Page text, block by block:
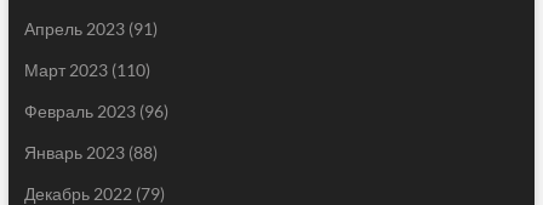
Апрель 2023(91)
Март 2023(110)
Февраль 2023(96)
Январь 2023(88)
Декабрь 2022 (79)